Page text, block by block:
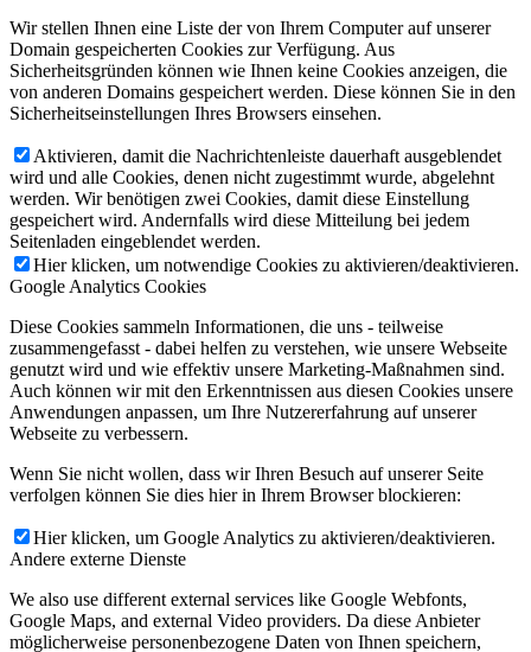
Wir stellen Ihnen eine Liste der von Ihrem Computer auf unserer
Domain gespeicherten Cookies zur Verfügung. Aus
Sicherheitsgründen können wie Ihnen keine Cookies anzeigen, die
von anderen Domains gespeichert werden. Diese können Sie in den
Sicherheitseinstellungen Ihres Browsers einsehen.
Aktivieren, damit die Nachrichtenleiste dauerhaft ausgeblendet
wird und alle Cookies, denen nicht zugestimmt wurde, abgelehnt
werden. Wir benötigen zwei Cookies, damit diese Einstellung
gespeichert wird. Andernfalls wird diese Mitteilung bei jedem
Seitenladen eingeblendet werden.
Hier klicken, um notwendige Cookies zu aktivieren/deaktivieren.
Google Analytics Cookies
Diese Cookies sammeln Informationen, die uns - teilweise
zusammengefasst - dabei helfen zu verstehen, wie unsere Webseite
genutzt wird und wie effektiv unsere Marketing-Maßnahmen sind.
Auch können wir mit den Erkenntnissen aus diesen Cookies unsere
Anwendungen anpassen, um Ihre Nutzererfahrung auf unserer
Webseite zu verbessern.
Wenn Sie nicht wollen, dass wir Ihren Besuch auf unserer Seite
verfolgen können Sie dies hier in Ihrem Browser blockieren:
Hier klicken, um Google Analytics zu aktivieren/deaktivieren.
Andere externe Dienste
We also use different external services like Google Webfonts,
Google Maps, and external Video providers. Da diese Anbieter
möglicherweise personenbezogene Daten von Ihnen speichern,